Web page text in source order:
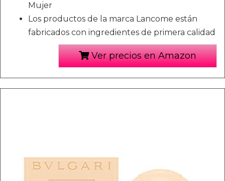
Mujer
Los productos de la marca Lancome están
fabricados con ingredientes de primera calidad
Ver precios en Amazon